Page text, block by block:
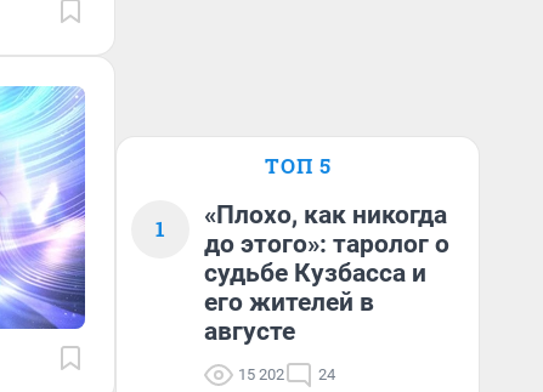
ТОП 5
1
«Плохо, как никогда
до этого»: таролог о
судьбе Кузбасса и
его жителей в
августе
15 202 24